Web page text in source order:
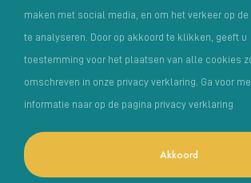
Photosolutions
en Angela Latumaerissa |
RSIN 0089.33.558
maken met social media, en om het verkeer op de
te analyseren. Door op akkoord te klikken, geeft u
toestemming voor het plaatsen van alle cookies
omschreven in onze privacy verklaring. Ga voor
informatie naar op de pagina privacy verklaring
Akkoord